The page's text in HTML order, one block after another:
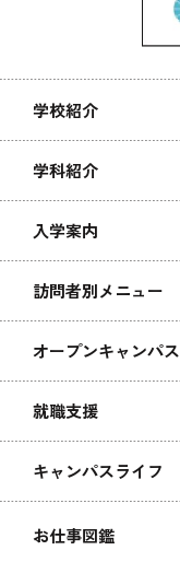
学校紹介
学科紹介
入学案内
訪問者別メニュー
オープンキャンパス
就職支援
キャンパスライフ
お仕事図鑑